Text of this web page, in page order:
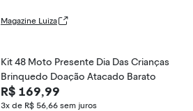
Magazine Luiza
Kit 48 Moto Presente Dia Das Crianças
Brinquedo Doação Atacado Barato
R$ 169,99
3x de R$ 56,66 sem juros